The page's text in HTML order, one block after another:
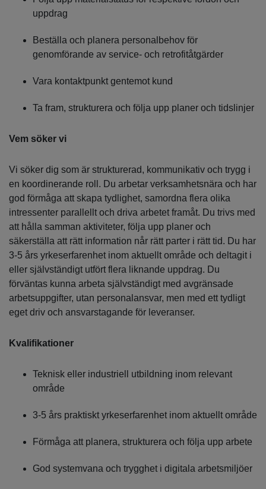
uppdrag
Beställa och planera personalbehov för
genomförande av service- och retrofitåtgärder
Vara kontaktpunkt gentemot kund
Ta fram, strukturera och följa upp planer och tidslinjer
Vem söker vi
Vi söker dig som är strukturerad, kommunikativ och trygg i
en koordinerande roll. Du arbetar verksamhetsnära och har
god förmåga att skapa tydlighet, samordna flera olika
intressenter parallellt och driva arbetet framåt. Du trivs med
att hålla samman aktiviteter, följa upp planer och
säkerställa att rätt information når rätt parter i rätt tid. Du har
3-5 års yrkeserfarenhet inom aktuellt område och deltagit i
eller självständigt utfört flera liknande uppdrag. Du
förväntas kunna arbeta självständigt med avgränsade
arbetsuppgifter, utan personalansvar, men med ett tydligt
eget driv och ansvarstagande för leveranser.
Kvalifikationer
Teknisk eller industriell utbildning inom relevant
område
3-5 års praktiskt yrkeserfarenhet inom aktuellt område
Förmåga att planera, strukturera och följa upp arbete
God systemvana och trygghet i digitala arbetsmiljöer